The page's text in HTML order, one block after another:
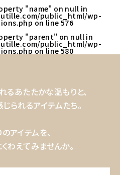
"name" on null in
public_html/wp-
on line576
"parent" on null in
public_html/wp-
on line580
あたたかな温もりと、
られるアイテムたち。
アイテムを、
わえてみませんか。